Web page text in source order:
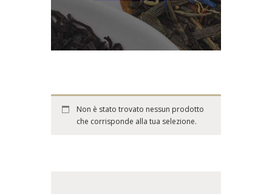
Non è stato trovato nessun prodotto
che corrisponde alla tua selezione.